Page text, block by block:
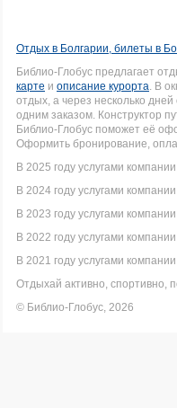
Отдых в Болгарии, билеты в
Библио-Глобус предлагает
карте и описание курорта. В
отдых, а через несколько
одним заказом. Конструктор
Библио-Глобус поможет её
Оформить бронирование,
В 2025 году услугами
В 2024 году услугами
В 2023 году услугами
В 2022 году услугами
В 2021 году услугами
Отдыхай активно, спортивно,
© Библио-Глобус, 2026